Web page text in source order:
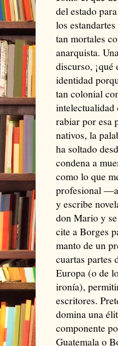
del estado
los
tan mortales
anarquista.
discurso,
identidad
tan colonial
rabiar por esa
nativos, la
ha soltado
condena a
como lo que
profesional
y escribe
don Mario y
cite a Borges
manto de un
cuartas partes
Europa (o de
ironía),
escritores.
domina una
componente
Guatemala o